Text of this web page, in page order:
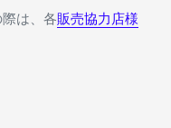
は、各販売協力店様